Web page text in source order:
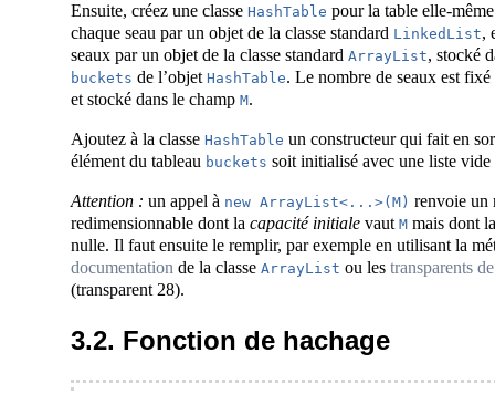
Ensuite, créez une classe HashTable pour la table elle-
chaque seau par un objet de la classe standard LinkedList,
seaux par un objet de la classe standard ArrayList, stocké
buckets de l’objet HashTable. Le nombre de seaux est
et stocké dans le champ M.
Ajoutez à la classe HashTable un constructeur qui fait en
élément du tableau buckets soit initialisé avec une liste vide
Attention : un appel à new ArrayList<...>(M) renvoie un
redimensionnable dont la capacité initiale vaut M mais dont
nulle. Il faut ensuite le remplir, par exemple en utilisant la
documentation de la classe ArrayList ou les transparents
(transparent 28).
3.2. Fonction de hachage